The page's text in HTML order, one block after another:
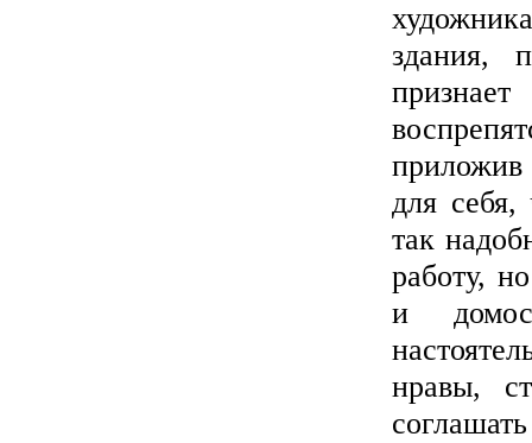
здания,
приложив
для себя,
так
работу,
и
нравы,